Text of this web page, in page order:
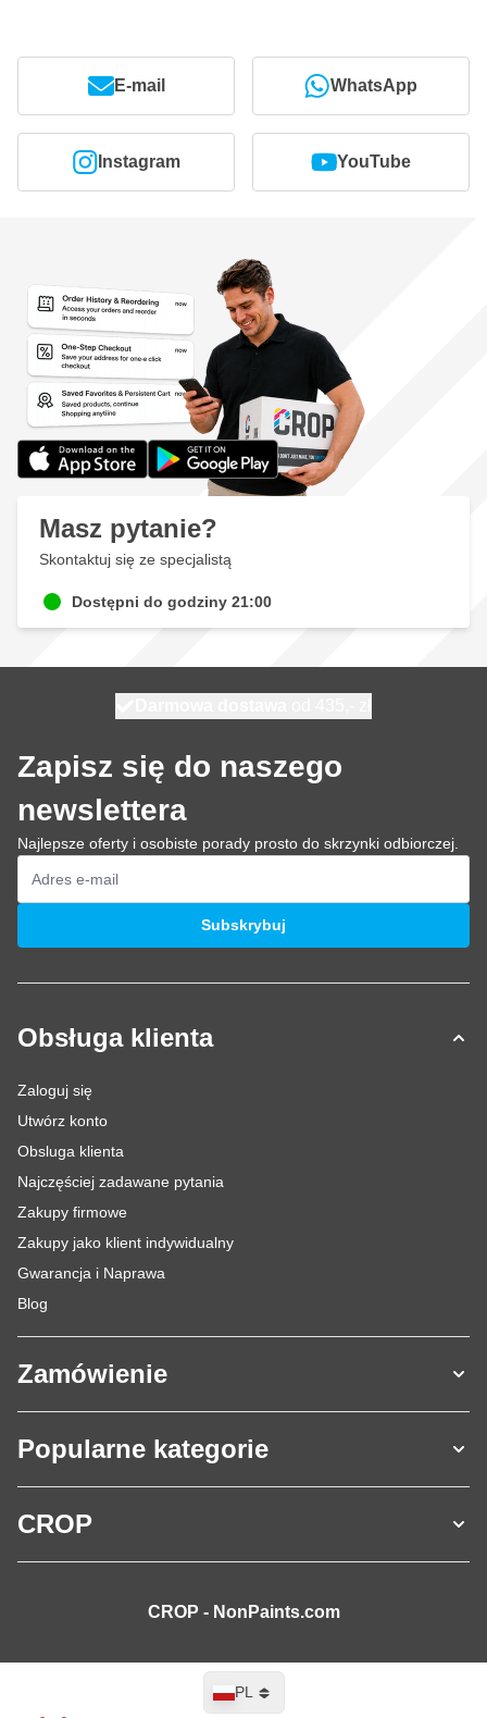
E-mail WhatsApp
Instagram YouTube
Masz pytanie?
Skontaktuj się ze specjalistą
Dostępni do godziny 21:00
Zapisz się do naszego
newslettera
Najlepsze oferty i osobiste porady prosto do skrzynki odbiorczej.
Adres e-mail
Subskrybuj
Obsługa klienta
Zaloguj się
Utwórz konto
Obsluga klienta
Najczęściej zadawane pytania
Zakupy firmowe
Zakupy jako klient indywidualny
Gwarancja i Naprawa
Blog
Zamówienie
Popularne kategorie
CROP
CROP - NonPaints.com
PL